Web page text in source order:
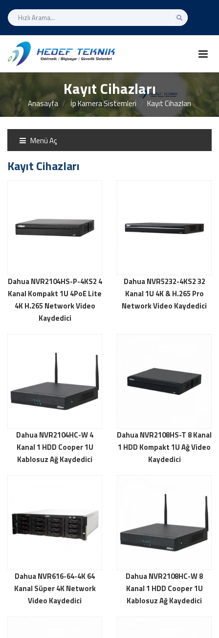
Kayıt Cihazları
Anasayfa İp Kamera Sistemleri Kayıt Cihazları
Menü Aç
Kayıt Cihazları
Dahua NVR2104HS-P-4KS2 4
Kanal Kompakt 1U 4PoE Lite
4K H.265 Network Video
Kaydedici
Dahua NVR5232-4KS2 32
Kanal 1U 4K & H.265 Pro
Network Video Kaydedici
Dahua NVR2104HC-W 4
Kanal 1 HDD Cooper 1U
Kablosuz Ağ Kaydedici
Dahua NVR2108HS-T 8 Kanal
1 HDD Kompakt 1U Ağ Video
Kaydedici
Dahua NVR616-64-4K 64
Kanal Süper 4K Network
Video Kaydedici
Dahua NVR2108HC-W 8
Kanal 1 HDD Cooper 1U
Kablosuz Ağ Kaydedici